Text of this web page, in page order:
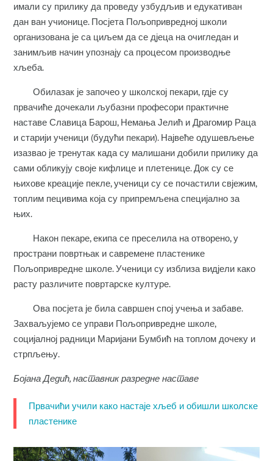
имали су прилику да проведу узбудљив и едукативан
дан ван учионице. Посјета Пољопривредној школи
организована је са циљем да се дјеца на очигледан и
занимљив начин упознају са процесом производње
хљеба.
Обилазак је започео у школској пекари, гдје су
првачиће дочекали љубазни професори практичне
наставе Славица Барош, Немања Јелић и Драгомир Раца
и старији ученици (будући пекари). Највеће одушевљење
изазвао је тренутак када су малишани добили прилику да
сами обликују своје кифлице и плетенице. Док су се
њихове креације пекле, ученици су се почастили свјежим,
топлим пецивима која су припремљена специјално за
њих.
Након пекаре, екипа се преселила на отворено, у
пространи повртњак и савремене пластенике
Пољопривредне школе. Ученици су изблиза видјели како
расту различите повртарске културе.
Ова посјета је била савршен спој учења и забаве.
Захваљујемо се управи Пољопривредне школе,
социјалној радници Маријани Бумбић на топлом дочеку и
стрпљењу.
Бојана Дедић, наставник разредне наставе
Првачићи учили како настаје хљеб и обишли школске
пластенике